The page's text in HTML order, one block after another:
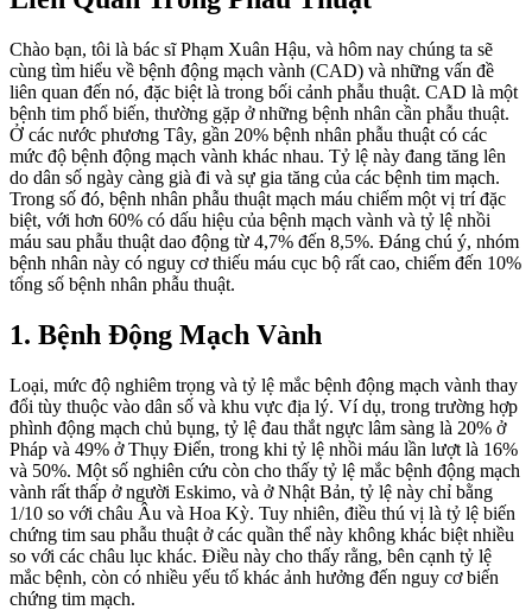
Chào bạn, tôi là bác sĩ Phạm Xuân Hậu, và hôm nay chúng ta sẽ
cùng tìm hiểu về bệnh động mạch vành (CAD) và những vấn đề
liên quan đến nó, đặc biệt là trong bối cảnh phẫu thuật. CAD là một
bệnh tim phổ biến, thường gặp ở những bệnh nhân cần phẫu thuật.
Ở các nước phương Tây, gần 20% bệnh nhân phẫu thuật có các
mức độ bệnh động mạch vành khác nhau. Tỷ lệ này đang tăng lên
do dân số ngày càng già đi và sự gia tăng của các bệnh tim mạch.
Trong số đó, bệnh nhân phẫu thuật mạch máu chiếm một vị trí đặc
biệt, với hơn 60% có dấu hiệu của bệnh mạch vành và tỷ lệ nhồi
máu sau phẫu thuật dao động từ 4,7% đến 8,5%. Đáng chú ý, nhóm
bệnh nhân này có nguy cơ thiếu máu cục bộ rất cao, chiếm đến 10%
tổng số bệnh nhân phẫu thuật.
1. Bệnh Động Mạch Vành
Loại, mức độ nghiêm trọng và tỷ lệ mắc bệnh động mạch vành thay
đổi tùy thuộc vào dân số và khu vực địa lý. Ví dụ, trong trường hợp
phình động mạch chủ bụng, tỷ lệ đau thắt ngực lâm sàng là 20% ở
Pháp và 49% ở Thụy Điển, trong khi tỷ lệ nhồi máu lần lượt là 16%
và 50%. Một số nghiên cứu còn cho thấy tỷ lệ mắc bệnh động mạch
vành rất thấp ở người Eskimo, và ở Nhật Bản, tỷ lệ này chỉ bằng
1/10 so với châu Âu và Hoa Kỳ. Tuy nhiên, điều thú vị là tỷ lệ biến
chứng tim sau phẫu thuật ở các quần thể này không khác biệt nhiều
so với các châu lục khác. Điều này cho thấy rằng, bên cạnh tỷ lệ
mắc bệnh, còn có nhiều yếu tố khác ảnh hưởng đến nguy cơ biến
chứng tim mạch.